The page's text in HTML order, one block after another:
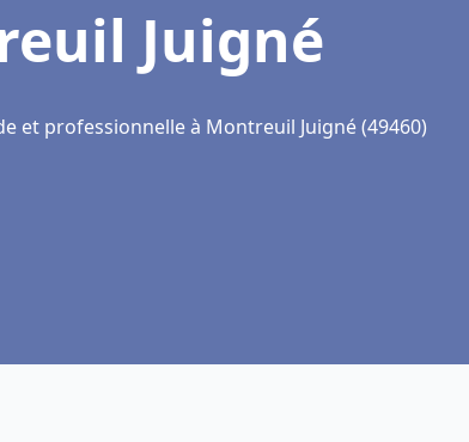
Juigné
et professionnelle à Montreuil Juigné (49460)